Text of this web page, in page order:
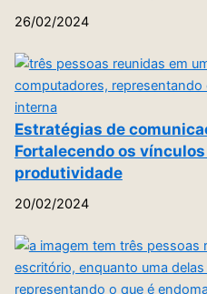
26/02/2024
Estratégias de
Fortalecendo os
produtividade
20/02/2024